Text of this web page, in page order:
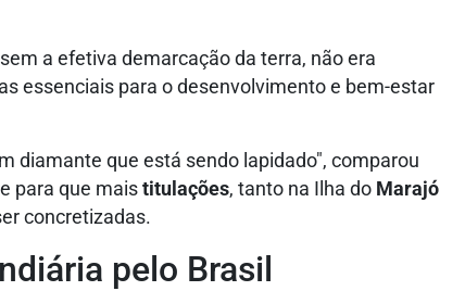
a efetiva demarcação da terra, não era
essenciais para o desenvolvimento e bem-estar
diamante que está sendo lapidado", comparou
para que mais titulações, tanto na Ilha do Marajó
concretizadas.
pelo Brasil